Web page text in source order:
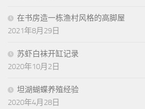
在书房造一栋渔村风格的高脚屋
2021年8月29日
苏虾白袜开缸记录
2020年10月2日
坦湖蝴蝶养殖经验
2020年4月28日